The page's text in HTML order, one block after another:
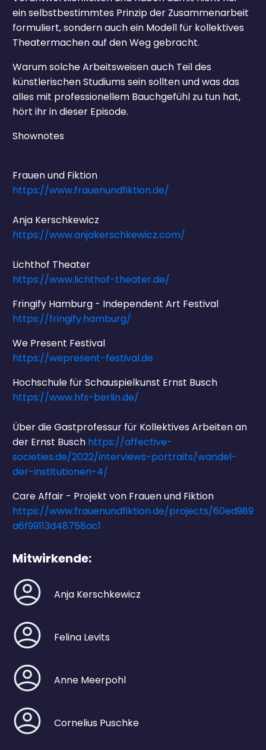
ein selbstbestimmtes Prinzip der Zusammenarbeit
formuliert, sondern auch ein Modell für kollektives
Theatermachen auf den Weg gebracht.
Warum solche Arbeitsweisen auch Teil des
künstlerischen Studiums sein sollten und was das
alles mit professionellem Bauchgefühl zu tun hat,
hört ihr in dieser Episode.
Shownotes
Frauen und Fiktion
https://www.frauenundfiktion.de/
Anja Kerschkewicz
https://www.anjakerschkewicz.com/
Lichthof Theater
https://www.lichthof-theater.de/
Fringify Hamburg - Independent Art Festival
https://fringify.hamburg/
We Present Festival
https://wepresent-festival.de
Hochschule für Schauspielkunst Ernst Busch
https://www.hfs-berlin.de/
Über die Gastprofessur für Kollektives Arbeiten an
der Ernst Busch https://affective-
societies.de/2022/interviews-portraits/wandel-
der-institutionen-4/
Care Affair - Projekt von Frauen und Fiktion
https://www.frauenundfiktion.de/projects/60ed989
a6f99113d48758ac1
Mitwirkende:
Anja Kerschkewicz
Felina Levits
Anne Meerpohl
Cornelius Puschke